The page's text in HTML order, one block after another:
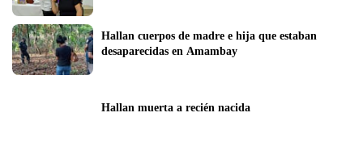
Hallan cuerpos de madre e hija que estaban
desaparecidas en Amambay
Hallan muerta a recién nacida